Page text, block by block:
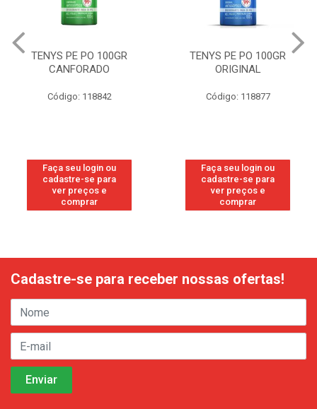
TENYS PE PO 100GR
CANFORADO
Código: 118842
Faça seu login ou
cadastre-se para
ver preços e
comprar
TENYS PE PO 100GR
ORIGINAL
Código: 118877
Faça seu login ou
cadastre-se para
ver preços e
comprar
Cadastre-se para receber nossas ofertas!